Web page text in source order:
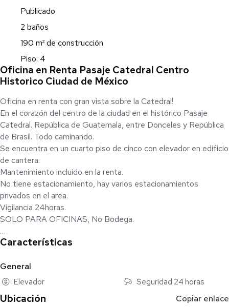
Publicado
2 baños
190 m² de construcción
Piso: 4
Oficina en Renta Pasaje Catedral Centro
Historico Ciudad de México
Oficina en renta con gran vista sobre la Catedral!
En el corazón del centro de la ciudad en el histórico Pasaje
Catedral. República de Guatemala, entre Donceles y República
de Brasil. Todo caminando.
Se encuentra en un cuarto piso de cinco con elevador en edificio
de cantera.
Mantenimiento incluido en la renta.
No tiene estacionamiento, hay varios estacionamientos
privados en el area.
Vigilancia 24horas.
SOLO PARA OFICINAS, No Bodega.
Los precios están sujetos a cambios sin previo aviso. Mobiliario,
imágenes no forman parte del canon de arrendamiento ni de la
oferta, salvo pacto expreso entre las partes. NOM-247-SE-
Características
General
Elevador Seguridad 24 horas
Ubicación Copiar enlace